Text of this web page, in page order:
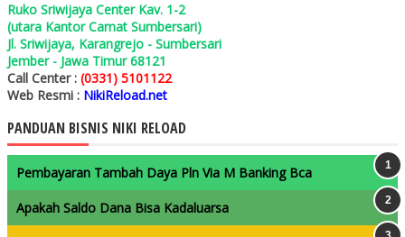
Ruko Sriwijaya Center Kav. 1-2
(utara Kantor Camat Sumbersari)
Jl. Sriwijaya, Karangrejo - Sumbersari
Jember - Jawa Timur 68121
Call Center : (0331) 5101122
Web Resmi : NikiReload.net
PANDUAN BISNIS NIKI RELOAD
Pembayaran Tambah Daya Pln Via M Banking Bca
Apakah Saldo Dana Bisa Kadaluarsa